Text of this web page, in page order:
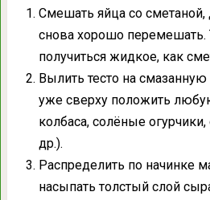
Смешать яйца со сметаной,
снова хорошо перемешать.
получиться жидкое, как
Вылить тесто на
уже сверху положить
колбаса, солёные
др.).
Распределить по начинке
насыпать толстый слой